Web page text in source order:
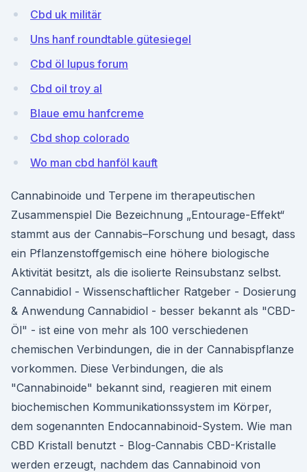
Cbd uk militär
Uns hanf roundtable gütesiegel
Cbd öl lupus forum
Cbd oil troy al
Blaue emu hanfcreme
Cbd shop colorado
Wo man cbd hanföl kauft
Cannabinoide und Terpene im therapeutischen
Zusammenspiel Die Bezeichnung „Entourage-Effekt“
stammt aus der Cannabis–Forschung und besagt, dass
ein Pflanzenstoffgemisch eine höhere biologische
Aktivität besitzt, als die isolierte Reinsubstanz selbst.
Cannabidiol - Wissenschaftlicher Ratgeber - Dosierung
& Anwendung Cannabidiol - besser bekannt als "CBD-
Öl" - ist eine von mehr als 100 verschiedenen
chemischen Verbindungen, die in der Cannabispflanze
vorkommen. Diese Verbindungen, die als
"Cannabinoide" bekannt sind, reagieren mit einem
biochemischen Kommunikationssystem im Körper,
dem sogenannten Endocannabinoid-System. Wie man
CBD Kristall benutzt - Blog-Cannabis CBD-Kristalle
werden erzeugt, nachdem das Cannabinoid von